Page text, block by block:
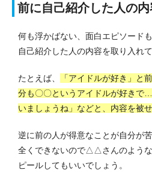
前に自己紹介した人の
何も浮かばない、面白エピソード
自己紹介した人の内容を取り入れ
たとえば、
「アイドルが好き」と
分も〇〇というアイドルが好きで
いましょうね」などと、内容を被
逆に前の人が得意なことが自分が
全くできないので△△さんのよう
ピールしてもいいでしょう。